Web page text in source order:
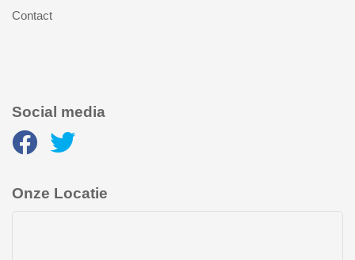
Contact
Social media
Onze Locatie